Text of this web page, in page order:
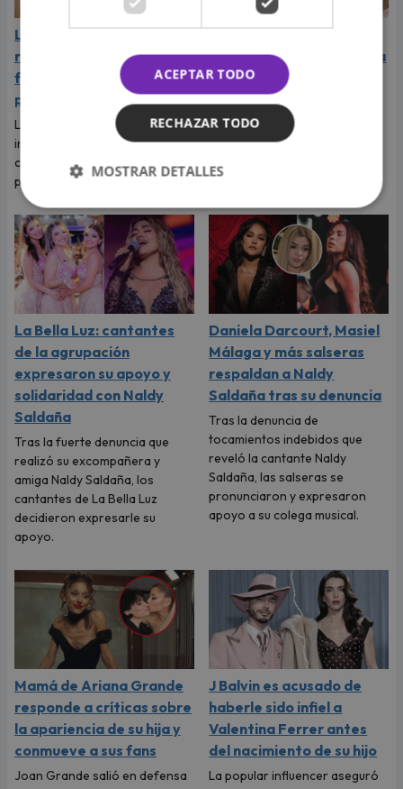
La Joaqui sorprende al
revelar la inesperada
forma en que Luck Ra
puso fin a su romance
La cantante reveló que llegó a
imaginar su boda, pero el
cantante tenía otros planes
para ese viaje.
Naldy Saldaña rompió en
llanto durante entrevista
con Magaly Medina y
exigió justicia
Tras denunciar al director
musical de La Bella Luz, Naldy
Saldaña habló con Magaly
Medina y le contó todo.
La Bella Luz: cantantes
de la agrupación
expresaron su apoyo y
solidaridad con Naldy
Saldaña
Tras la fuerte denuncia que
realizó su excompañera y
amiga Naldy Saldaña, los
cantantes de La Bella Luz
decidieron expresarle su
apoyo.
Daniela Darcourt, Masiel
Málaga y más salseras
respaldan a Naldy
Saldaña tras su denuncia
Tras la denuncia de
tocamientos indebidos que
reveló la cantante Naldy
Saldaña, las salseras se
pronunciaron y expresaron
apoyo a su colega musical.
Mamá de Ariana Grande
responde a críticas sobre
la apariencia de su hija y
conmueve a sus fans
Joan Grande salió en defensa
J Balvin es acusado de
haberle sido infiel a
Valentina Ferrer antes
del nacimiento de su hijo
La popular influencer aseguró
ACEPTAR TODO
RECHAZAR TODO
MOSTRAR DETALLES